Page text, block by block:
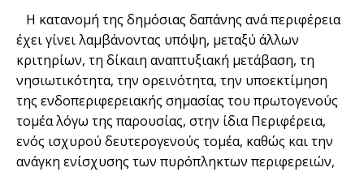
Η κατανομή της δημόσιας δαπάνης ανά περιφέρεια
έχει γίνει λαμβάνοντας υπόψη, μεταξύ άλλων
κριτηρίων, τη δίκαιη αναπτυξιακή μετάβαση, τη
νησιωτικότητα, την ορεινότητα, την υποεκτίμηση
της ενδοπεριφερειακής σημασίας του πρωτογενούς
τομέα λόγω της παρουσίας, στην ίδια Περιφέρεια,
ενός ισχυρού δευτερογενούς τομέα, καθώς και την
ανάγκη ενίσχυσης των πυρόπληκτων περιφερειών,